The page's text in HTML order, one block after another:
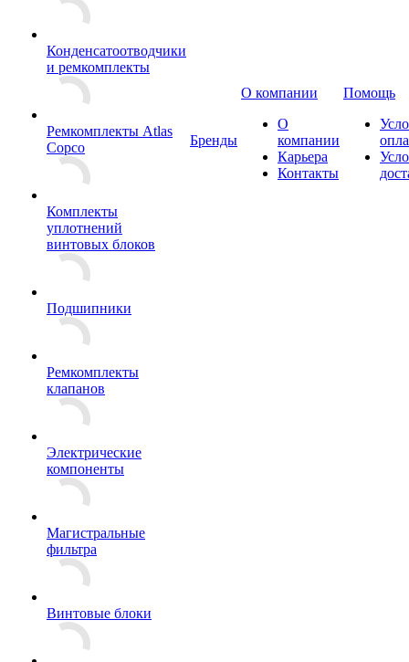
Конденсатоотводчики
и ремкомплекты
Ремкомплекты Atlas
Copco
Комплекты
уплотнений
винтовых блоков
Подшипники
Ремкомплекты
клапанов
Электрические
компоненты
Магистральные
фильтра
Винтовые блоки
Бренды
О компании
О
компании
Карьера
Контакты
Помощь